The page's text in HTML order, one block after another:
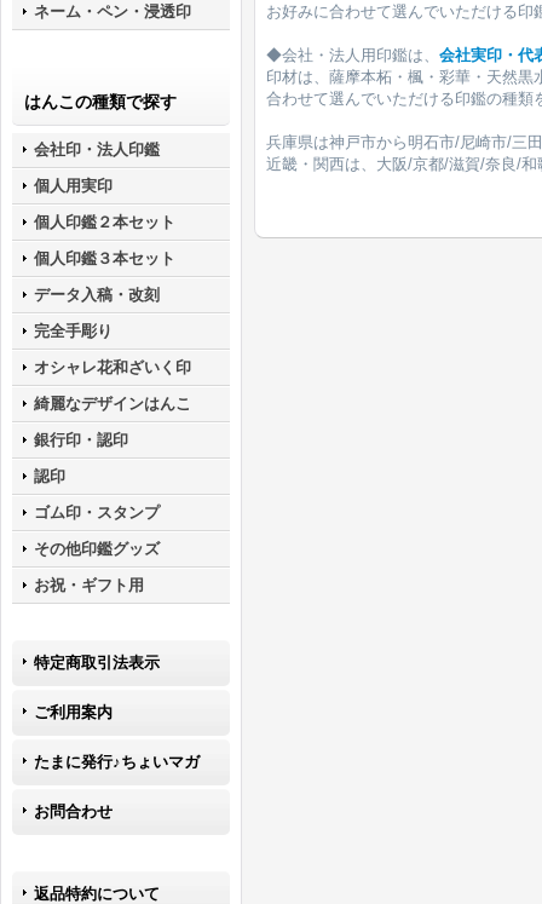
ネーム・ペン・浸透印
はんこの種類で探す
会社印・法人印鑑
個人用実印
個人印鑑２本セット
個人印鑑３本セット
データ入稿・改刻
完全手彫り
オシャレ花和ざいく印
綺麗なデザインはんこ
銀行印・認印
認印
ゴム印・スタンプ
その他印鑑グッズ
お祝・ギフト用
特定商取引法表示
ご利用案内
たまに発行♪ちょいマガ
お問合わせ
返品特約について
お好みに合わせて選んでいただける印
◆会社・法人用印鑑は、 会社実印・代
印材は、薩摩本柘・楓・彩華・天然
合わせて選んでいただける印鑑の種類
兵庫県は神戸市から明石市/尼崎市/三
近畿・関西は、大阪/京都/滋賀/奈良/